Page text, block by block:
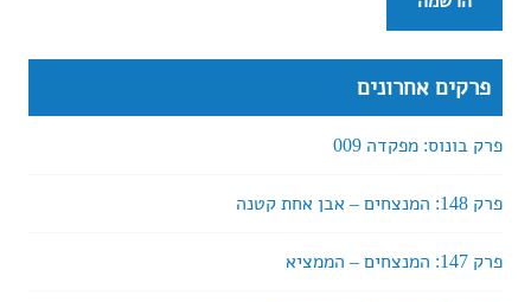
פרקים אחרונים
פרק בונוס: מפקדה 009
פרק 148: המנצחים – אבן אחת קטנה
פרק 147: המנצחים – הממציא